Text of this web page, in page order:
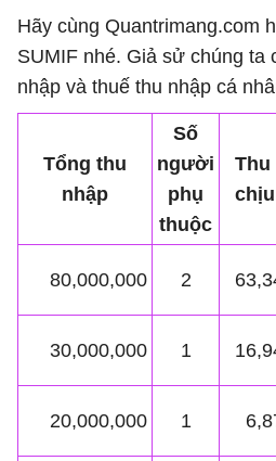
Hãy cùng Quantrimang.com
SUMIF nhé. Giả sử chúng ta
nhập và thuế thu nhập cá
Tổng thu
nhập
Số
người
phụ
thuộc
Thu
80,000,000 2
30,000,000 1
20,000,000 1